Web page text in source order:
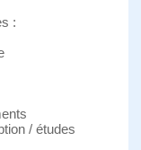
:
/ études